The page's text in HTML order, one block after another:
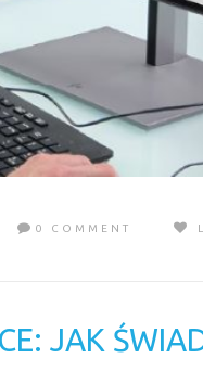
0 COMMENT
JAK